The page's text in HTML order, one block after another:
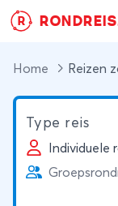
R
Home Reizen
Type reis
Individuele